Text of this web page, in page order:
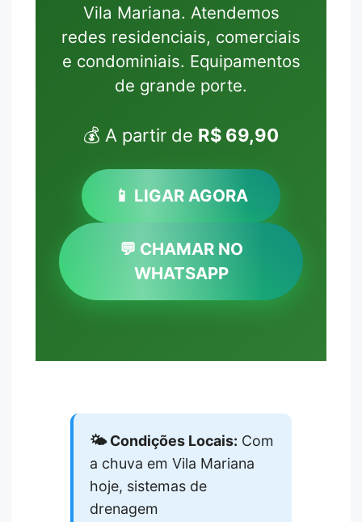
Vila Mariana. Atendemos
redes residenciais, comerciais
e condominiais. Equipamentos
de grande porte.
💰 A partir de R$ 69,90
📱 LIGAR AGORA
💬 CHAMAR NO
WHATSAPP
🌤️ Condições Locais: Com
a chuva em Vila Mariana
hoje, sistemas de
drenagem